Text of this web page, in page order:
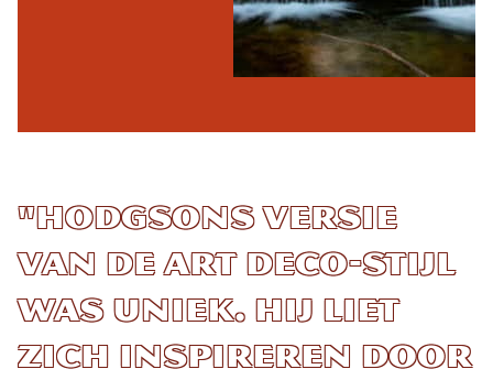
"Hodgsons versie
van de Art Deco-stijl
was uniek. Hij liet
zich inspireren door